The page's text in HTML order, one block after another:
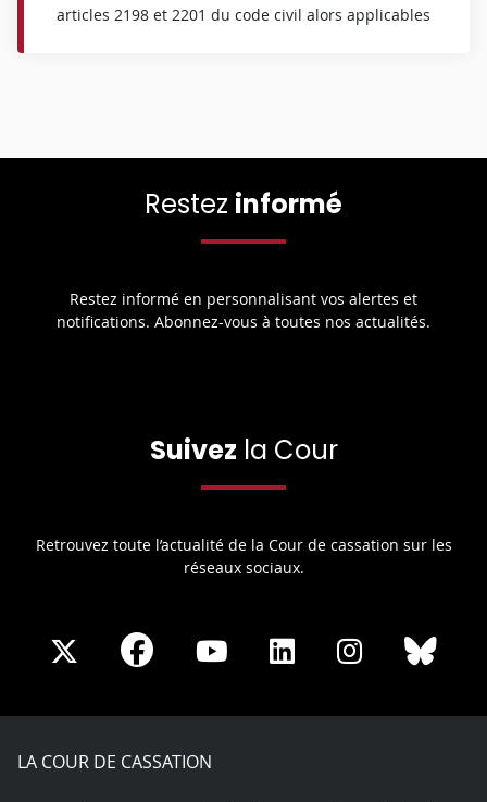
articles 2198 et 2201 du code civil alors applicables
Restez informé
Restez informé en personnalisant vos alertes et
notifications. Abonnez-vous à toutes nos actualités.
Suivez la Cour
Retrouvez toute l’actualité de la Cour de cassation sur les
réseaux sociaux.
Share
X
Share
Facebook
Share
Youtube
Share
LinkedIn
Share
Instagram
LA COUR DE CASSATION